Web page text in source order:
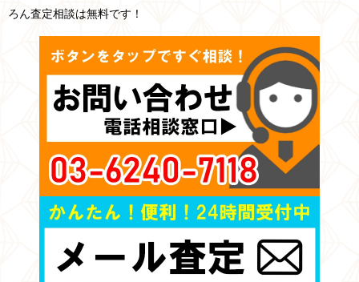
ろん査定相談は無料です！